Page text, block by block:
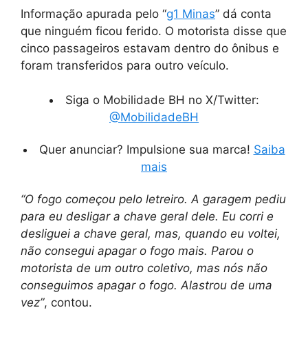
Informação apurada pelo “g1 Minas” dá conta
que ninguém ficou ferido. O motorista disse que
cinco passageiros estavam dentro do ônibus e
foram transferidos para outro veículo.
Siga o Mobilidade BH no X/Twitter:
@MobilidadeBH
Quer anunciar? Impulsione sua marca! Saiba
mais
“O fogo começou pelo letreiro. A garagem pediu
para eu desligar a chave geral dele. Eu corri e
desliguei a chave geral, mas, quando eu voltei,
não consegui apagar o fogo mais. Parou o
motorista de um outro coletivo, mas nós não
conseguimos apagar o fogo. Alastrou de uma
vez”, contou.